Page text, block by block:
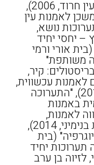
מקומית"; (המשכן לאמנות, עין חרוד, 2006),
לאמנות עין
בתערוכות נושא,
– יחסי יחיד
אורי ורמי
משותפת"
תל אביב, 2005), "בריסטולים: קיר,
לאמנות עכשווית,
בשיתוף עם מאיר טאטי, 2011), "התערוכה
באמנות
לאמנות,
2015), "בטון-בולימיה" (בית בנימיני, 2014),
(בית
אצרה תערוכות יחיד
לזיוה בן ערב